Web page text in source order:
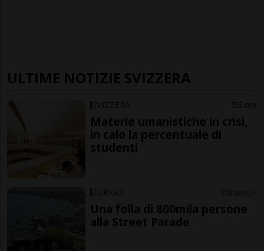
ULTIME NOTIZIE SVIZZERA
SVIZZERA 6 ore
Materie umanistiche in crisi,
in calo la percentuale di
studenti
ZURIGO 8 ore 1
Una folla di 800mila persone
alla Street Parade